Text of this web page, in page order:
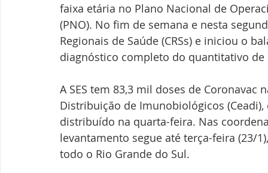
faixa etária no Plano Nacional de
(PNO). No fim de semana e nesta
Regionais de Saúde (CRSs) e iniciou o
diagnóstico completo do quantitativo
A SES tem 83,3 mil doses de
Distribuição de Imunobiológicos
distribuído na quarta-feira. Nas
levantamento segue até terça-feira (23/
todo o Rio Grande do Sul.